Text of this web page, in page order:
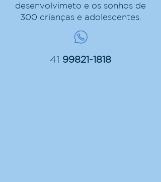
desenvolvimeto e os sonhos de
300 crianças e adolescentes.
41 99821-1818